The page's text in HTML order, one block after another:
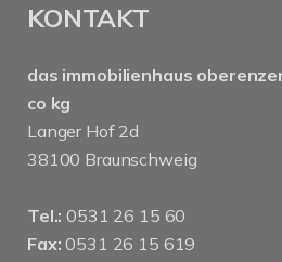
KONTAKT
das immobilienhaus
co kg
Langer Hof 2d
38100 Braunschweig
Tel.: 0531 26 15 60
Fax: 0531 26 15 619